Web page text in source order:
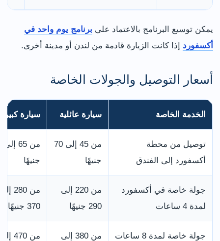
يمكن توسيع البرنامج بالاعتماد على برنامج يوم واحد في
أكسفورد إذا كانت الزيارة قادمة من لندن أو مدينة أخرى.
أسعار التوصيل والجولات الخاصة
الخدمة الخاصة سيارة عائلية سيارة كبيرة
توصيل من محطة
أكسفورد إلى الفندق
من 45 إلى 70
جنيهًا
جنيهًا
جولة خاصة في أكسفورد
لمدة 4 ساعات
من 220 إلى
290 جنيهًا
من 280 إلى
370 جنيهًا
جولة خاصة لمدة 8 ساعات
من 380 إلى
من 470 إلى